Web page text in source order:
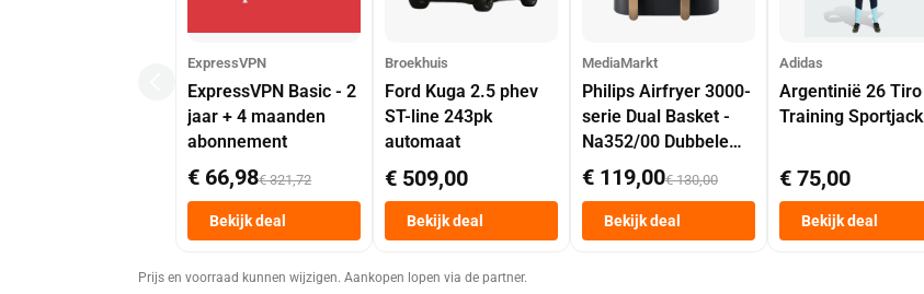
ExpressVPN
ExpressVPN Basic - 2
jaar + 4 maanden
abonnement
€ 66,98€ 321,72
Bekijk deal
Broekhuis
Ford Kuga 2.5 phev
ST-line 243pk
automaat
€ 509,00
Bekijk deal
MediaMarkt
Philips Airfryer 3000-
serie Dual Basket -
Na352/00 Dubbele
Mand 9 L Tot 6
Personen
Heteluchtfriteuse
Zwart
€ 119,00€ 130,00
Bekijk deal
Adidas
Argentinië 26 Tiro
Training Sportjack
€ 75,00
Bekijk deal
Prijs en voorraad kunnen wijzigen. Aankopen lopen via de partner.